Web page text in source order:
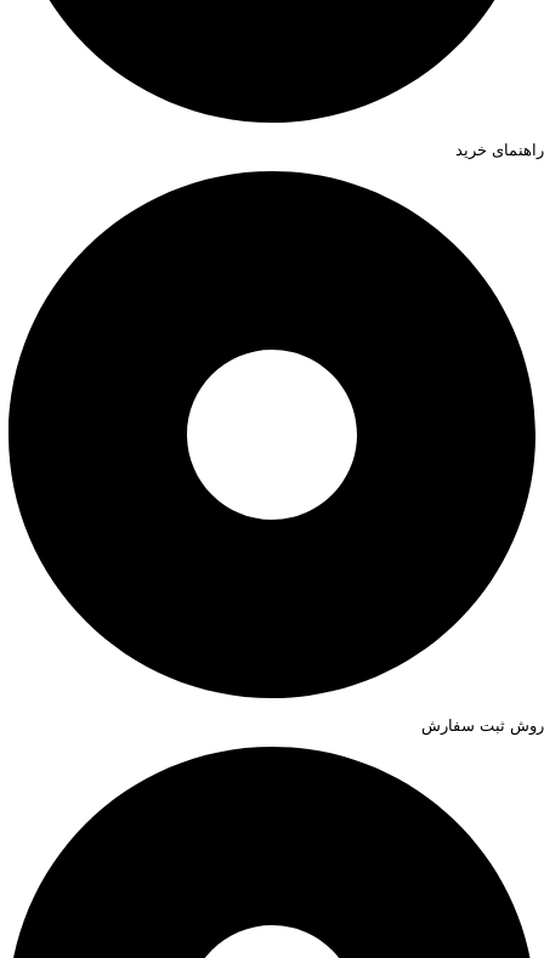
راهنمای خرید
روش ثبت سفارش